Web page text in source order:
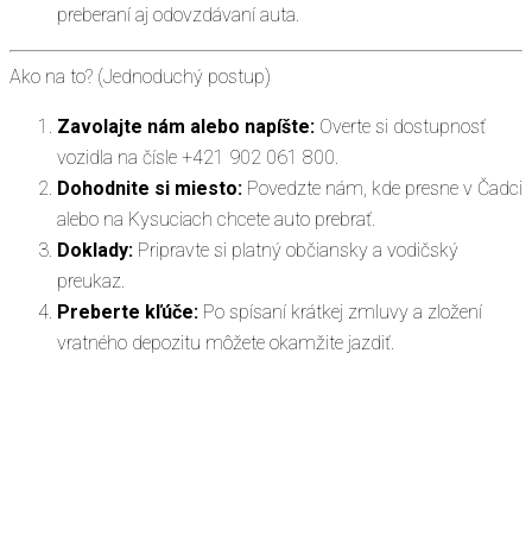
preberaní aj odovzdávaní auta.
Ako na to? (Jednoduchý postup)
Zavolajte nám alebo napíšte: Overte si dostupnosť
vozidla na čísle +421 902 061 800.
Dohodnite si miesto: Povedzte nám, kde presne v Čadci
alebo na Kysuciach chcete auto prebrať.
Doklady: Pripravte si platný občiansky a vodičský
preukaz.
Preberte kľúče: Po spísaní krátkej zmluvy a zložení
vratného depozitu môžete okamžite jazdiť.